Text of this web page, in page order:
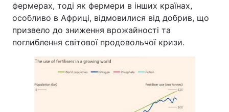
фермерах, тоді як фермери в інших країнах,
особливо в Африці, відмовилися від добрив, що
призвело до зниження врожайності та
поглиблення світової продовольчої кризи.